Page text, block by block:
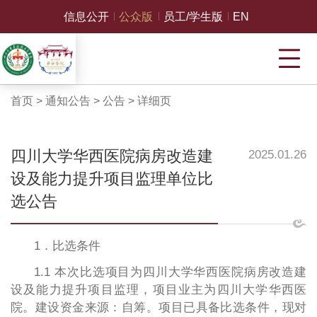
信息公开 公众版 员工/学生版 EN
首页 > 通知公告> 公告> 详细页
四川大学华西医院病房改造建
设及能力提升项目监理单位比
选公告
2025.01.26
1．比选条件
1.1 本次比选项目为四川大学华西医院病房改造建
设及能力提升项目监理，项目业主为四川大学华西医
院。建设资金来源：自筹。项目已具备比选条件，现对